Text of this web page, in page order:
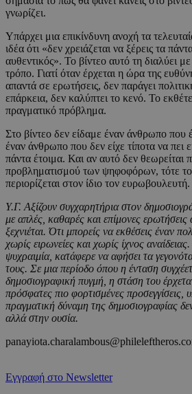
γνωρίζει.
Υπάρχει μια επικίνδυνη ανοχή τα
ιδέα ότι «δεν χρειάζεται να ξέρεις τα
αυθεντικός». Το βίντεο αυτό τη διαλύει
τρόπο. Γιατί όταν έρχεται η ώρα της
απαντά σε ερωτήσεις, δεν παράγει
επάρκεια, δεν καλύπτει το κενό. Το
πραγματικό πρόβλημα.
Στο βίντεο δεν είδαμε έναν άνθρωπο που
έναν άνθρωπο που δεν είχε τίποτα να πει
πάντα έτοιμα. Και αν αυτό δεν θεωρείται
προβληματισμού των ψηφοφόρων, τότε
περιορίζεται στον ίδιο τον ευρωβουλευτή.
Υ.Γ. Αξίζουν συγχαρητήρια στον
με απλές, καθαρές και επίμονες ερωτήσεις
ξεχνιέται. Ότι μπορείς να εκθέσεις έναν
χωρίς ειρωνείες και χωρίς ίχνος
ψυχραιμία, κατάφερε να αφήσει τα
τους. Σε μια περίοδο όπου η ένταση
δημοσιογραφική πυγμή, η στάση του
πρόσφατες πιο φορτισμένες προσεγγίσεις,
πραγματική δύναμη της δημοσιογραφίας
αλλά στην ουσία.
Εγγραφή στο Newsletter